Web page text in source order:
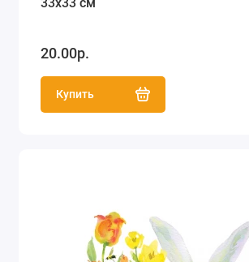
20.00р.
Купить